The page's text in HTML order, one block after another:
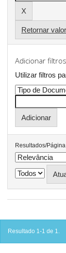
Retornar
Adicionar
Utilizar filtros
Resultados/Página
Resultado 1-1 de 1.